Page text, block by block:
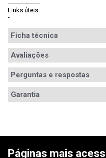
Links úteis:
-
Ficha técnica
Conteúdo da
embalagem
-
- Manual de
- Carregador
- Pacote de
Áudio Não
Avaliações
Avaliações
ESCREVER
Perguntas e respostas
Garantia
Páginas mais